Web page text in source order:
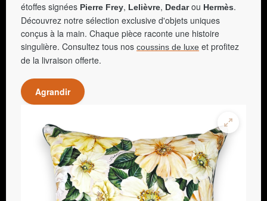
étoffes signées Pierre Frey, Lelièvre, Dedarou Hermès.
Découvrez notre sélection exclusive d'objets uniques
conçus à la main. Chaque pièce raconte une histoire
singulière. Consultez tous nos coussins de luxe et profitez
de la livraison offerte.
Agrandir